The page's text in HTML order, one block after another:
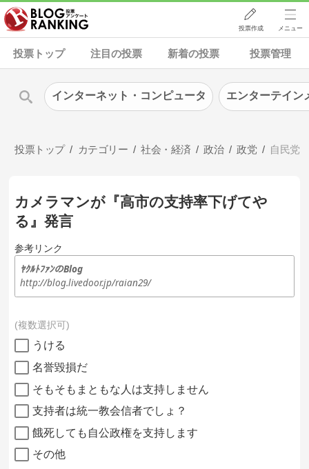
投票作成 メニュー
投票トップ 注目の投票 新着の投票 投票管理
投票トップ カテゴリー 社会・経済 政治 政党 自民党
カメラマンが『高市の支持率下げてや
る』発言
参考リンク
ﾔｸﾙﾄﾌｧﾝのBlog
http://blog.livedoor.jp/raian29/
複数選択可
うける
名誉毀損だ
そもそもまともな人は支持しません
支持者は統一教会信者でしょ？
餓死しても自公政権を支持します
その他
インターネット・コンピュータ エンターテイン